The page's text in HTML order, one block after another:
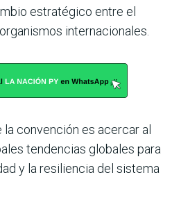
estratégico entre el
internacionales.
convención es acercar al
tendencias globales para
y la resiliencia del sistema